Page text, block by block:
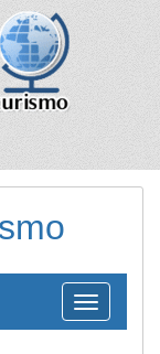
Toggle
navigation